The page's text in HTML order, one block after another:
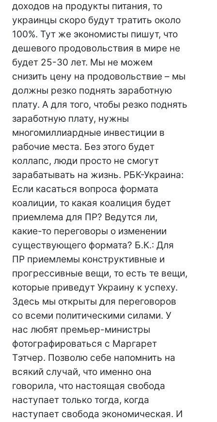
доходов на продукты питания, то
украинцы скоро будут тратить около
100%. Тут же экономисты пишут, что
дешевого продовольствия в мире не
будет 25-30 лет. Мы не можем
снизить цену на продовольствие – мы
должны резко поднять заработную
плату. А для того, чтобы резко поднять
заработную плату, нужны
многомиллиардные инвестиции в
рабочие места. Без этого будет
коллапс, люди просто не смогут
зарабатывать на жизнь. РБК-Украина:
Если касаться вопроса формата
коалиции, то какая коалиция будет
приемлема для ПР? Ведутся ли,
какие-то переговоры о изменении
существующего формата? Б.К.: Для
ПР приемлемы конструктивные и
прогрессивные вещи, то есть те вещи,
которые приведут Украину к успеху.
Здесь мы открыты для переговоров
со всеми политическими силами. У
нас любят премьер-министры
фотографироваться с Маргарет
Тэтчер. Позволю себе напомнить на
всякий случай, что именно она
говорила, что настоящая свобода
наступает только тогда, когда
наступает свобода экономическая. И